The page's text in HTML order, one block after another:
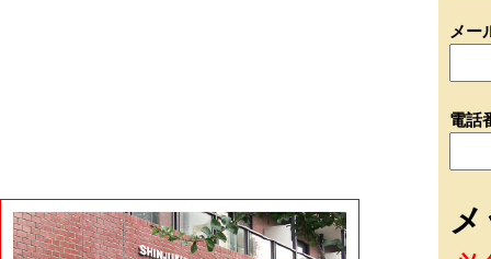
メー
電話